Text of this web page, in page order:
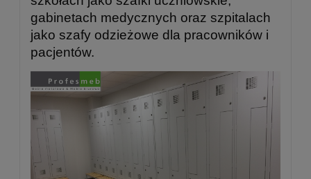
gabinetach medycznych oraz szpitalach
jako szafy odzieżowe dla pracowników i
pacjentów.